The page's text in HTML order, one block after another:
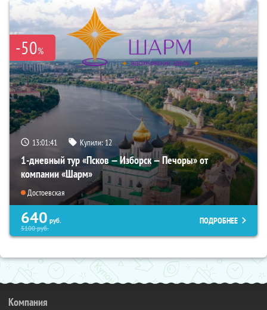
-50%
13:01:40 Купили:12
1-дневный тур «Псков — Изборск — Печоры» от
компании «Шарм»
Достоевская
640 руб.
5100руб.
ПОДРОБНЕЕ
Компания